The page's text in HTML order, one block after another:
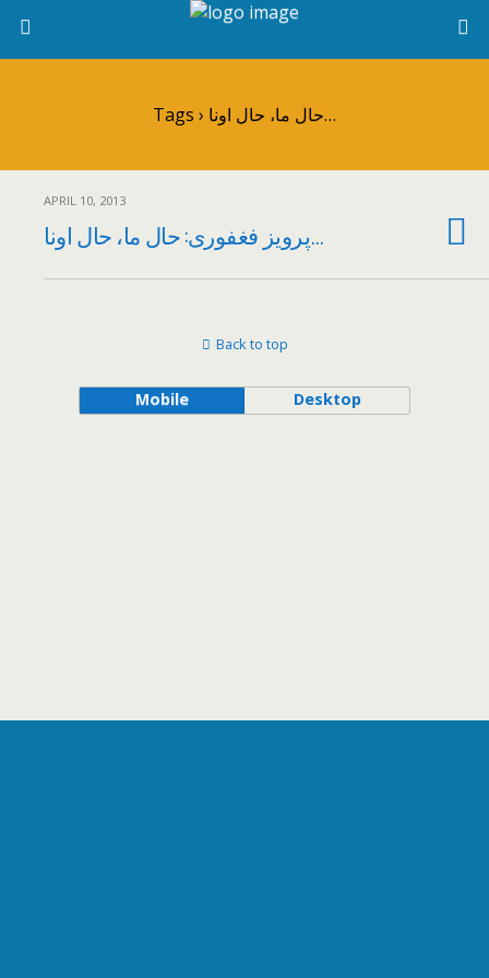
Tags › حال ما، حال اونا…
APRIL 10, 2013
پرويز فغفوری: حال ما، حال اونا…
Back to top
Mobile Desktop